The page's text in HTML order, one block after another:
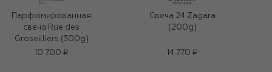
Парфюмированная
свеча Rue des
Groseilliers (300g)
10 700 ₽
Свеча 24 Zagara
(200g)
14 770 ₽